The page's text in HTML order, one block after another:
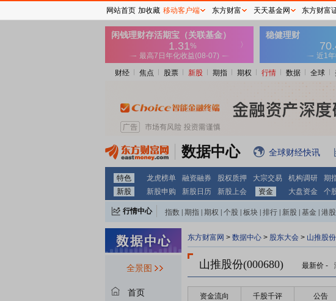
财经 焦点 股票 新股 期指 期权 行情 数据 全球
数据中心 全球财经快讯
特色 龙虎榜单 融资融券 股权质押 大宗交易 机构调研 期
新股
新股申购 新股日历 新股上会 资金 大盘资金 个
行情中心 指数 期指 期权 个股 板块 排行 新股 基金 港股
全景图
首页
东方财富网 > 数据中心 > 股东大会 > 山推股份
山推股份(000680) 最新价 -
资金流向 千股千评 公告
网站首页 加收藏 移动客户端 东方财富 天天基金网 东方财富